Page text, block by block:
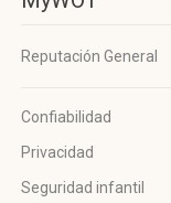
Reputación General
Confiabilidad
Privacidad
Seguridad infantil